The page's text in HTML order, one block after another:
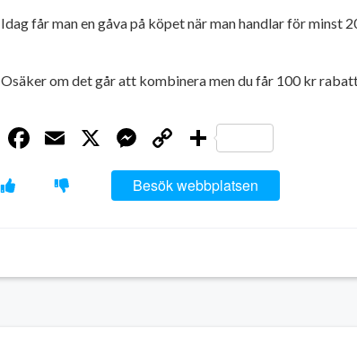
Idag får man en gåva på köpet när man handlar för minst
Osäker om det går att kombinera men du får 100 kr
Facebook
Email
X Messenger
Copy
Link
Dela
Besök webbplatsen